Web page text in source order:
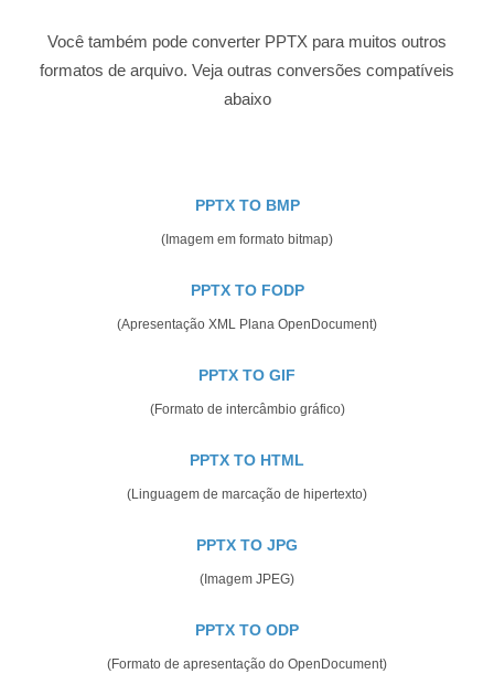
Você também pode converter PPTX para muitos outros
formatos de arquivo. Veja outras conversões compatíveis
abaixo
PPTX TO BMP
(Imagem em formato bitmap)
PPTX TO FODP
(Apresentação XML Plana OpenDocument)
PPTX TO GIF
(Formato de intercâmbio gráfico)
PPTX TO HTML
(Linguagem de marcação de hipertexto)
PPTX TO JPG
(Imagem JPEG)
PPTX TO ODP
(Formato de apresentação do OpenDocument)